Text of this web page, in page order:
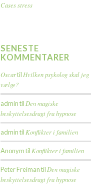
Cases stress
SENESTE
KOMMENTARER
Oscartil Hvilken psykolog skal jeg
vælge?
admintil Den magiske
beskyttelsesdragt fra hypnose
admintil Konflikter i familien
Anonymtil Konflikter i familien
Peter Freimantil Den magiske
beskyttelsesdragt fra hypnose